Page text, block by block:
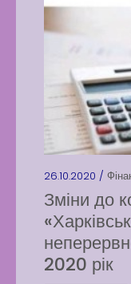
26.10.2020 /
Зміни до
2020 рік